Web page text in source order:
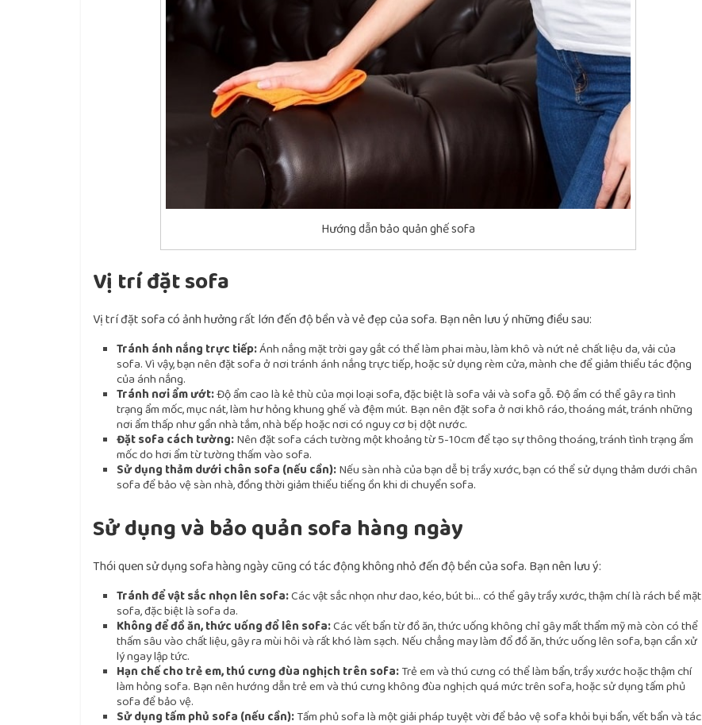
Hướng dẫn bảo quản ghế sofa
Vị trí đặt sofa
Vị trí đặt sofa có ảnh hưởng rất lớn đến độ bền và vẻ đẹp của sofa. Bạn nên lưu ý những điều sau:
Tránh ánh nắng trực tiếp:Ánh nắng mặt trời gay gắt có thể làm phai màu, làm khô và nứt nẻ chất liệu da, vải của
sofa. Vì vậy, bạn nên đặt sofa ở nơi tránh ánh nắng trực tiếp, hoặc sử dụng rèm cửa, mành che để giảm thiểu tác động
của ánh nắng.
Tránh nơi ẩm ướt:Độ ẩm cao là kẻ thù của mọi loại sofa, đặc biệt là sofa vải và sofa gỗ. Độ ẩm có thể gây ra tình
trạng ẩm mốc, mục nát, làm hư hỏng khung ghế và đệm mút. Bạn nên đặt sofa ở nơi khô ráo, thoáng mát, tránh những
nơi ẩm thấp như gần nhà tắm, nhà bếp hoặc nơi có nguy cơ bị dột nước.
Đặt sofa cách tường:Nên đặt sofa cách tường một khoảng từ 5-10cm để tạo sự thông thoáng, tránh tình trạng ẩm
mốc do hơi ẩm từ tường thấm vào sofa.
Sử dụng thảm dưới chân sofa (nếu cần):Nếu sàn nhà của bạn dễ bị trầy xước, bạn có thể sử dụng thảm dưới chân
sofa để bảo vệ sàn nhà, đồng thời giảm thiểu tiếng ồn khi di chuyển sofa.
Sử dụng và bảo quản sofa hàng ngày
Thói quen sử dụng sofa hàng ngày cũng có tác động không nhỏ đến độ bền của sofa. Bạn nên lưu ý:
Tránh để vật sắc nhọn lên sofa:Các vật sắc nhọn như dao, kéo, bút bi… có thể gây trầy xước, thậm chí là rách bề mặt
sofa, đặc biệt là sofa da.
Không để đồ ăn, thức uống đổ lên sofa:Các vết bẩn từ đồ ăn, thức uống không chỉ gây mất thẩm mỹ mà còn có thể
thấm sâu vào chất liệu, gây ra mùi hôi và rất khó làm sạch. Nếu chẳng may làm đổ đồ ăn, thức uống lên sofa, bạn cần xử
lý ngay lập tức.
Hạn chế cho trẻ em, thú cưng đùa nghịch trên sofa:Trẻ em và thú cưng có thể làm bẩn, trầy xước hoặc thậm chí
làm hỏng sofa. Bạn nên hướng dẫn trẻ em và thú cưng không đùa nghịch quá mức trên sofa, hoặc sử dụng tấm phủ
sofa để bảo vệ.
Sử dụng tấm phủ sofa (nếu cần):Tấm phủ sofa là một giải pháp tuyệt vời để bảo vệ sofa khỏi bụi bẩn, vết bẩn và tác